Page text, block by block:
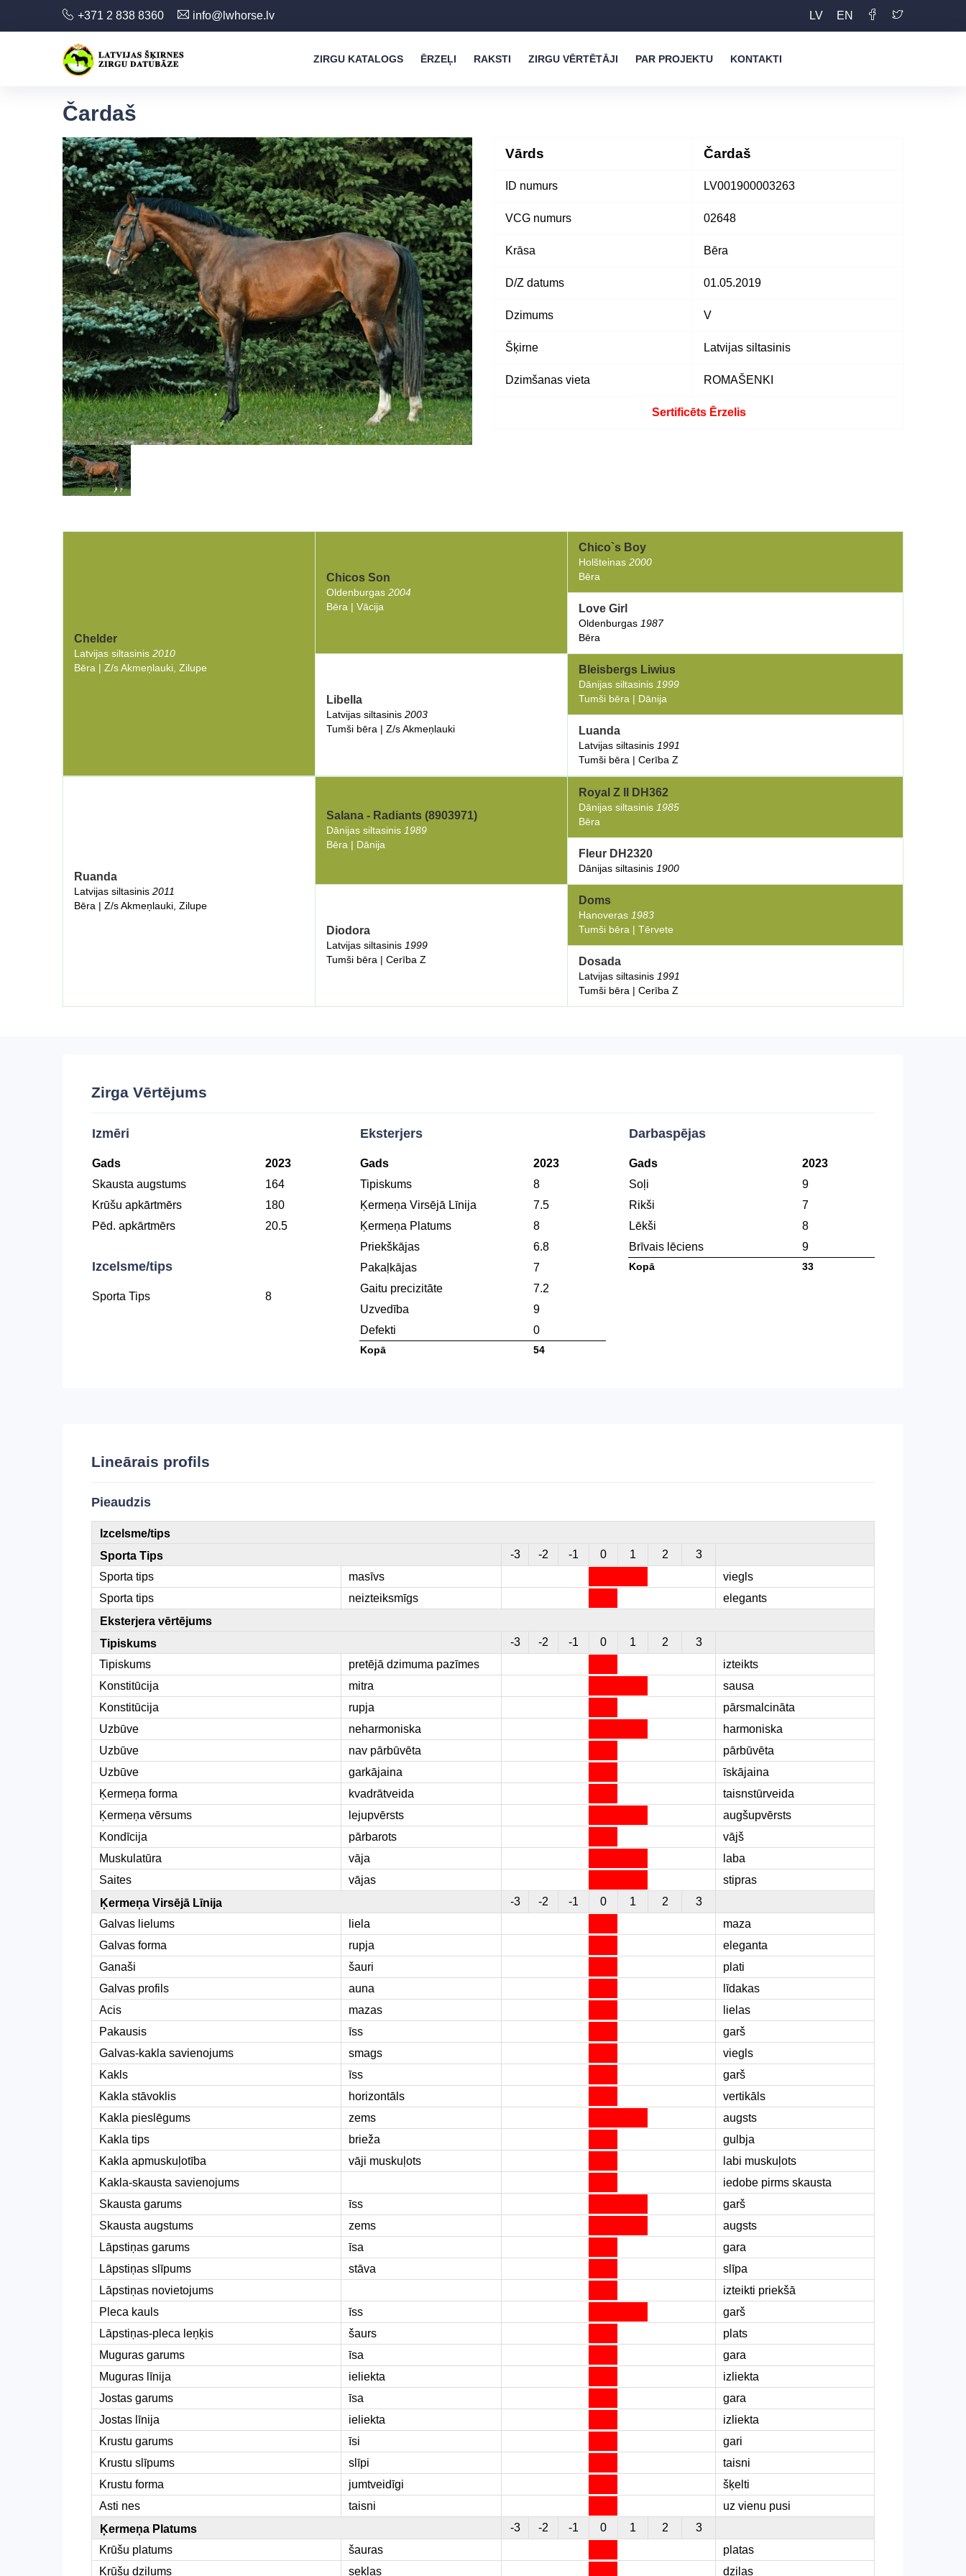
+371 2 838 8360 info@lwhorse.lv LV EN
ZIRGU KATALOGS ĒRZEĻI RAKSTI ZIRGU VĒRTĒTĀJI PAR PROJEKTU KONTAKTI
Čardaš
Vārds Čardaš
ID numurs LV001900003263
VCG numurs 02648
Krāsa Bēra
D/Z datums 01.05.2019
Dzimums V
Šķirne Latvijas siltasinis
Dzimšanas vieta ROMAŠENKI
Sertificēts Ērzelis
Chelder
Latvijas siltasinis 2010
Bēra | Z/s Akmeņlauki, Zilupe
Chicos Son
Oldenburgas 2004
Bēra | Vācija
Chico`s Boy
Holšteinas 2000
Bēra
Love Girl
Oldenburgas 1987
Bēra
Libella
Latvijas siltasinis 2003
Tumši bēra | Z/s Akmeņlauki
Bleisbergs Liwius
Dānijas siltasinis 1999
Tumši bēra | Dānija
Luanda
Latvijas siltasinis 1991
Tumši bēra | Cerība Z
Ruanda
Latvijas siltasinis 2011
Bēra | Z/s Akmeņlauki, Zilupe
Salana - Radiants (8903971)
Dānijas siltasinis 1989
Bēra | Dānija
Royal Z II DH362
Dānijas siltasinis 1985
Bēra
Fleur DH2320
Dānijas siltasinis 1900
Diodora
Latvijas siltasinis 1999
Tumši bēra | Cerība Z
Doms
Hanoveras 1983
Tumši bēra | Tērvete
Dosada
Latvijas siltasinis 1991
Tumši bēra | Cerība Z
Zirga Vērtējums
Izmēri
Gads
2023
Skausta augstums
164
Krūšu apkārtmērs
180
Pēd. apkārtmērs
20.5
Izcelsme/tips
Sporta Tips 8
Eksterjers
Gads
2023
Tipiskums
8
Ķermeņa Virsējā Līnija
7.5
Ķermeņa Platums
8
Priekškājas
6.8
Pakaļkājas
7
Gaitu precizitāte
7.2
Uzvedība
9
Defekti
0
Kopā 54
Darbaspējas
Gads
2023
Soļi
9
Rikši
7
Lēkši
8
Brīvais lēciens
9
Kopā 33
Lineārais profils
Pieaudzis
Izcelsme/tips
Sporta Tips
-3 -2 -1 0 1 2
3
Sporta tips
masīvs
viegls
Sporta tips
neizteiksmīgs
elegants
Eksterjera vērtējums
Tipiskums
-3 -2 -1 0 1 2
3
Tipiskums
pretējā dzimuma pazīmes
izteikts
Konstitūcija
mitra
sausa
Konstitūcija
rupja
pārsmalcināta
Uzbūve
neharmoniska
harmoniska
Uzbūve
nav pārbūvēta
pārbūvēta
Uzbūve
garkājaina
īskājaina
Ķermeņa forma
kvadrātveida
taisnstūrveida
Ķermeņa vērsums
lejupvērsts
augšupvērsts
Kondīcija
pārbarots
vājš
Muskulatūra
vāja
laba
Saites
vājas
stipras
Ķermeņa Virsējā Līnija
-3 -2 -1 0 1 2
3
Galvas lielums
liela
maza
Galvas forma
rupja
eleganta
Ganaši
šauri
plati
Galvas profils
auna
līdakas
Acis
mazas
lielas
Pakausis
īss
garš
Galvas-kakla savienojums
smags
viegls
Kakls
īss
garš
Kakla stāvoklis
horizontāls
vertikāls
Kakla pieslēgums
zems
augsts
Kakla tips
brieža
gulbja
Kakla apmuskuļotība
vāji muskuļots
labi muskuļots
Kakla-skausta savienojums
iedobe pirms skausta
Skausta garums
īss
garš
Skausta augstums
zems
augsts
Lāpstiņas garums
īsa
gara
Lāpstiņas slīpums
stāva
slīpa
Lāpstiņas novietojums
izteikti priekšā
Pleca kauls
īss
garš
Lāpstiņas-pleca leņķis
šaurs
plats
Muguras garums
īsa
gara
Muguras līnija
ieliekta
izliekta
Jostas garums
īsa
gara
Jostas līnija
ieliekta
izliekta
Krustu garums
īsi
gari
Krustu slīpums
slīpi
taisni
Krustu forma
jumtveidīgi
šķelti
Asti nes
taisni
uz vienu pusi
Ķermeņa Platums
-3 -2 -1 0 1 2
3
Krūšu platums
šauras
platas
Krūšu dziļums
seklas dziļas